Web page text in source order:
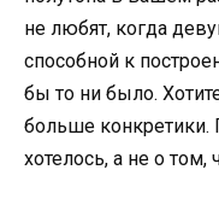
не любят, когда
способной к
бы то ни было.
больше конкретики.
хотелось, а не о